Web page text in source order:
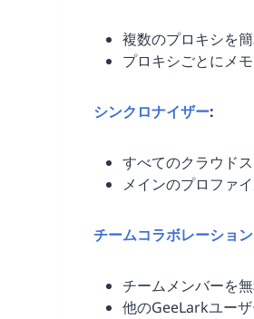
複数のプロキシを
プロキシごとにメ
シンクロナイザー:
すべてのクラウド
メインのプロファ
チームコラボレーション
チームメンバーを
他のGeeLarkユーザ